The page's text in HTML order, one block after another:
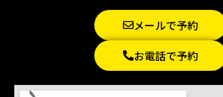
メールで予約
お電話で予約